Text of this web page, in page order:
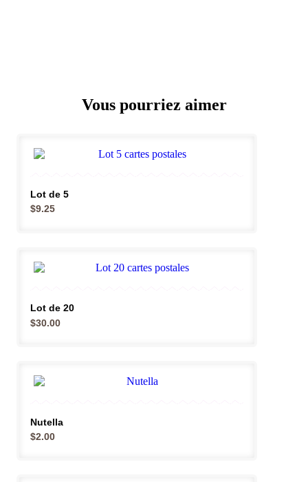
Vous pourriez aimer
Lot de 5
$9.25
Lot de 20
$30.00
Nutella
$2.00